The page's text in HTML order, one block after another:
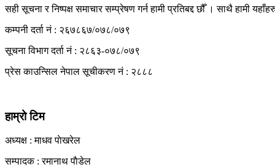
सही सूचना र निष्पक्ष समाचार सम्प्रेषण गर्न हामी प्रतिबद्द छौँ । साथै हामी
कम्पनी दर्ता नं : २६७८६७/०७८/०७९
सूचना विभाग दर्ता नं : २८६३-०७८/०७९
प्रेस काउन्सिल नेपाल सूचीकरण नं : २८८८
हाम्रो टिम
अध्यक्ष : माधव पाेखरेल
सम्पादक : रमानाथ पाैडेल